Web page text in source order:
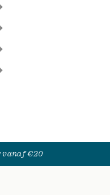
vanaf €20